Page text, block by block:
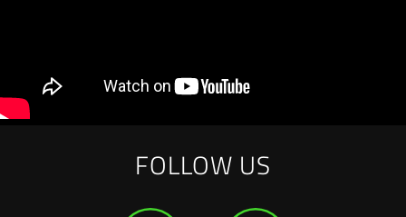
FOLLOW US